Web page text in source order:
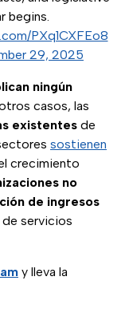
begins.
PXq1CXFEo8
29, 2025
ningún
casos, las
existentes de
sostienen
crecimiento
no
de ingresos
de servicios
y lleva la